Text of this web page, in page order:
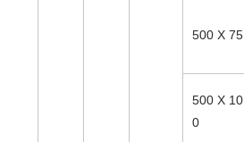
500 X 75
500 X 10
0